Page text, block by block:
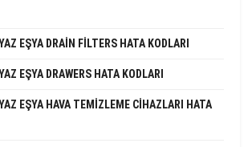
EŞYA DRAIN FILTERS HATA KODLARI
EŞYA DRAWERS HATA KODLARI
EŞYA HAVA TEMIZLEME CIHAZLARI HATA